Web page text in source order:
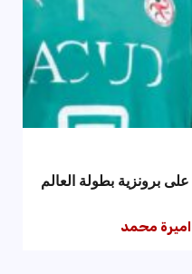
برونزية بطولة العالم
اميرة محمد